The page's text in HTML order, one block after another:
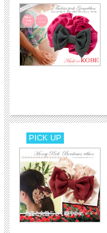
PICK UP